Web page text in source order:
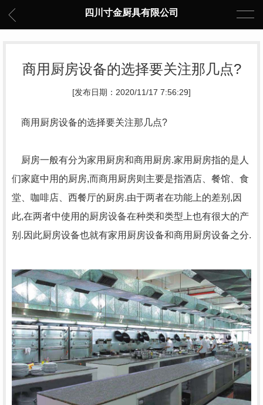
四川寸金厨具有限公司
商用厨房设备的选择要关注那几点?
[发布日期：2020/11/17 7:56:29]
商用厨房设备的选择要关注那几点?
厨房一般有分为家用厨房和商用厨房.家用厨房指的是人
们家庭中用的厨房,而商用厨房则主要是指酒店、餐馆、食
堂、咖啡店、西餐厅的厨房.由于两者在功能上的差别,因
此,在两者中使用的厨房设备在种类和类型上也有很大的产
别.因此厨房设备也就有家用厨房设备和商用厨房设备之分.